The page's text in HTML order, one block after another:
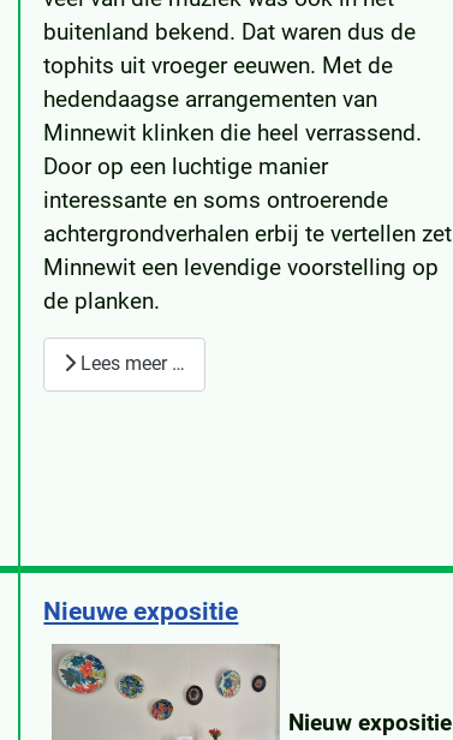
buitenland bekend. Dat waren dus de
tophits uit vroeger eeuwen. Met de
hedendaagse arrangementen van
Minnewit klinken die heel verrassend.
Door op een luchtige manier
interessante en soms ontroerende
achtergrondverhalen erbij te vertellen zet
Minnewit een levendige voorstelling op
de planken.
Lees meer …
Nieuwe expositie
Nieuw expositie